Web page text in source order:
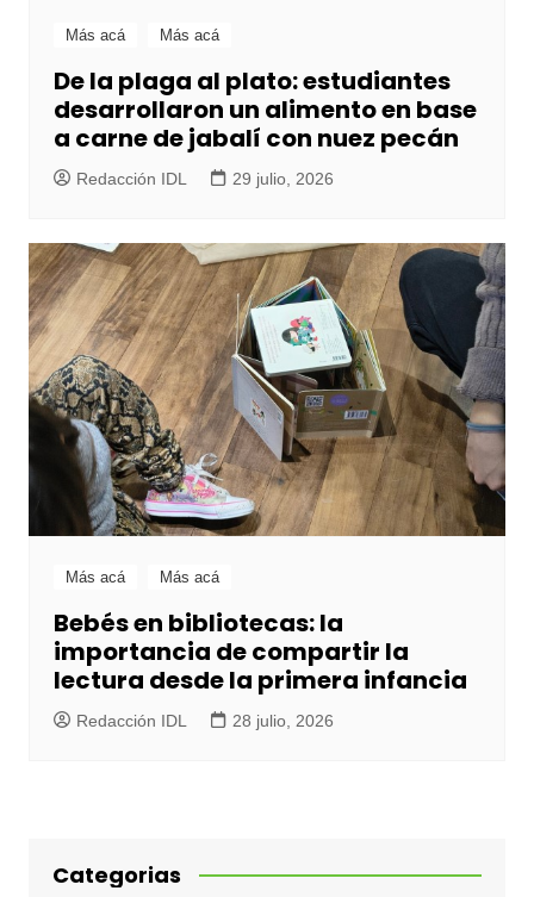
Más acá Más acá
De la plaga al plato: estudiantes
desarrollaron un alimento en base
a carne de jabalí con nuez pecán
Redacción IDL 29 julio, 2026
Más acá Más acá
Bebés en bibliotecas: la
importancia de compartir la
lectura desde la primera infancia
Redacción IDL 28 julio, 2026
Categorias